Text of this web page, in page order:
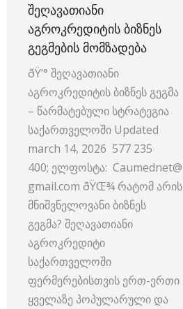
ᲨᲔᲦᲐᲕᲐᲗᲘᲐᲜᲘ
ᲐᲒᲠᲝᲙᲠᲔᲓᲘᲢᲘᲡ ᲑᲘᲖᲜᲔᲡ
ᲒᲔᲒᲛᲔᲑᲘᲡ ᲛᲝᲛᲖᲐᲓᲔᲑᲐ
ðŸ’° შეღავათიანი
აგროკრედიტის ბიზნეს გეგმა
– წარმატებული სტრატეგია
საქართველოში Updated
march 14, 2026 577 235
400; ელფოსტა: Caumednet@
gmail.com ðŸŒ¾ რატომ არის
მნიშვნელოვანი ბიზნეს
გეგმა? შეღავათიანი
აგროკრედიტი
საქართველოში
ფერმერებისთვის ერთ-ერთი
ყველაზე პოპულარული და